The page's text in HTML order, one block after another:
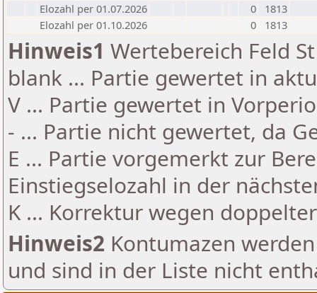
Elozahl per 01.07.2026
0
1813
Elozahl per 01.10.2026
0 1813
Hinweis1 Wertebereich Feld
blank ... Partie gewertet in
V ... Partie gewertet in
- ... Partie nicht gewertet, da
E ... Partie vorgemerkt zur
Einstiegselozahl in der
K ... Korrektur wegen
Hinweis2 Kontumazen
und sind in der Liste nicht